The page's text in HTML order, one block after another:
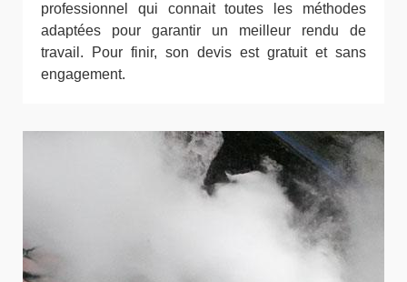
professionnel qui connait toutes les méthodes
adaptées pour garantir un meilleur rendu de
travail. Pour finir, son devis est gratuit et sans
engagement.